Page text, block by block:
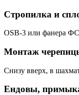
Стропилка и
OSB-3 или фанера
Монтаж
Снизу вверх, в
Ендовы,